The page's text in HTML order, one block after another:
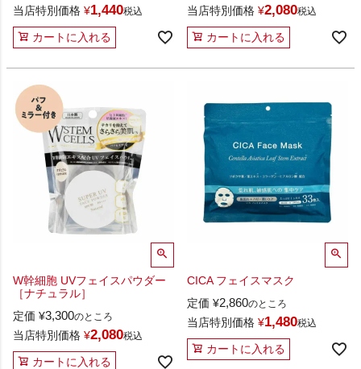
当店特別価格 ¥1,440税込
カートに入れる
当店特別価格 ¥2,080税込
カートに入れる
W幹細胞 UVフェイスパウダー
［ナチュラル］
定価 ¥3,300のところ
当店特別価格 ¥2,080税込
カートに入れる
CICA フェイスマスク
定価 ¥2,860のところ
当店特別価格 ¥1,480税込
カートに入れる